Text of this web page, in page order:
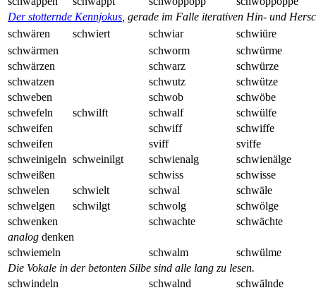
Der stotternde Kennjokus , gerade im Falle iterativen Hin- und
schwären
schwiert schwiar
schwiüre
schwärmen
schworm
schwürme
schwärzen
schwarz
schwürze
schwatzen
schwutz
schwütze
schweben
schwob
schwöbe
schwefeln
schwilft schwalf
schwülfe
schweifen
schwiff
schwiffe
schweifen
sviff
sviffe
schweinigeln schweinilgt schwienalg
schwienälge
schweißen
schwiss
schwisse
schwelen
schwielt schwal
schwäle
schwelgen
schwilgt schwolg
schwölge
schwenken
schwachte
schwächte
analog denken
schwiemeln
schwalm
schwülme
Die Vokale in der betonten Silbe sind alle lang zu lesen.
schwindeln
schwalnd
schwälnde